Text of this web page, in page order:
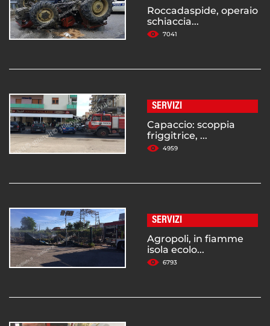
Roccadaspide, operaio
schiaccia...
7041
SERVIZI
Capaccio: scoppia
friggitrice, ...
4959
SERVIZI
Agropoli, in fiamme
isola ecolo...
6793